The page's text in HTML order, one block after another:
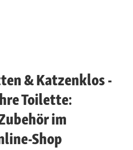
& Katzenklos -
Toilette:
im
Shop